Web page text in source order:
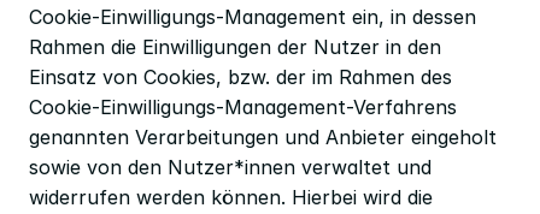
Cookie-Einwilligungs-Management ein, in dessen
Rahmen die Einwilligungen der Nutzer in den
Einsatz von Cookies, bzw. der im Rahmen des
Cookie-Einwilligungs-Management-Verfahrens
genannten Verarbeitungen und Anbieter eingeholt
sowie von den Nutzer*innen verwaltet und
widerrufen werden können. Hierbei wird die